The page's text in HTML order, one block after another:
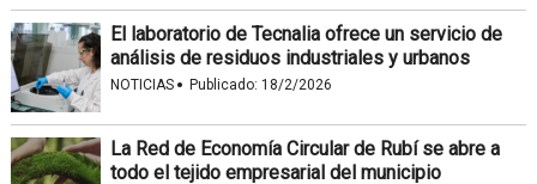
El laboratorio de Tecnalia ofrece un servicio de
análisis de residuos industriales y urbanos
NOTICIAS · Publicado: 18/2/2026
La Red de Economía Circular de Rubí se abre a
todo el tejido empresarial del municipio